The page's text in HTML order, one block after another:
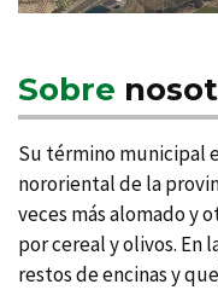
Sobre
Su término municipal
nororiental de la
veces más alomado y
por cereal y olivos. En
restos de encinas y